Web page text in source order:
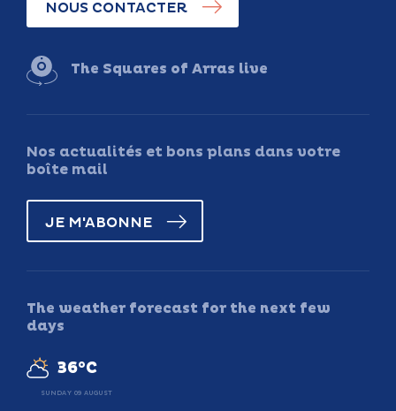
NOUS CONTACTER
The Squares of Arras live
Nos actualités et bons plans dans votre
boîte mail
JE M'ABONNE
The weather forecast for the next few
days
36°C
SUNDAY 09 AUGUST